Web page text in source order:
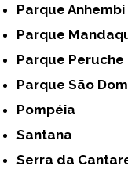
Parque Anhembi
Parque
Parque Peruche
Parque São
Pompéia
Santana
Serra da